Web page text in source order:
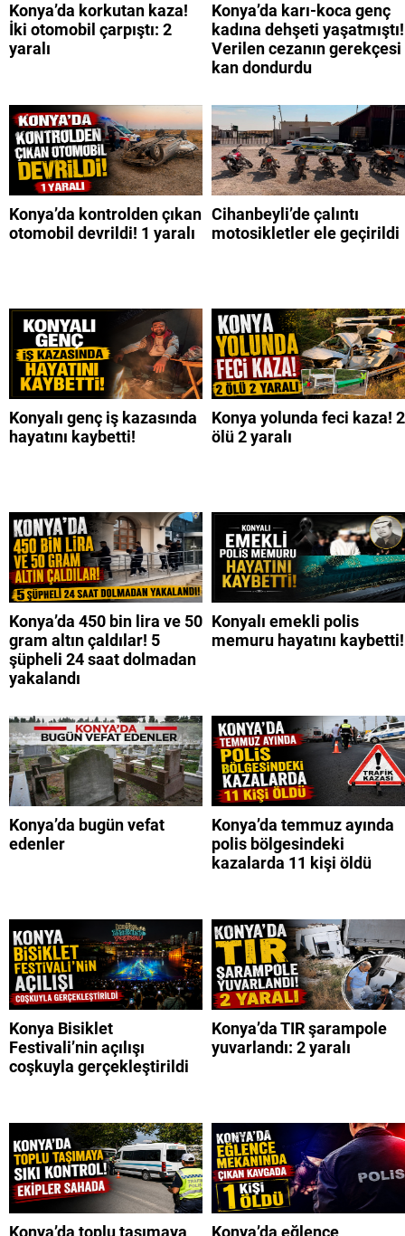
Konya’da korkutan kaza!
İki otomobil çarpıştı: 2
yaralı
Konya’da karı-koca genç
kadına dehşeti yaşatmıştı!
Verilen cezanın gerekçesi
kan dondurdu
Konya’da kontrolden çıkan
otomobil devrildi! 1 yaralı
Cihanbeyli’de çalıntı
motosikletler ele geçirildi
Konyalı genç iş kazasında
hayatını kaybetti!
Konya yolunda feci kaza! 2
ölü 2 yaralı
Konya’da 450 bin lira ve 50
gram altın çaldılar! 5
şüpheli 24 saat dolmadan
yakalandı
Konyalı emekli polis
memuru hayatını kaybetti!
Konya’da bugün vefat
edenler
Konya’da temmuz ayında
polis bölgesindeki
kazalarda 11 kişi öldü
Konya Bisiklet
Festivali’nin açılışı
coşkuyla gerçekleştirildi
Konya’da TIR şarampole
yuvarlandı: 2 yaralı
Konya’da toplu taşımaya Konya’da eğlence